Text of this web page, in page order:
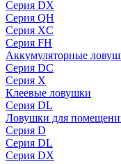
Серия DX
Серия QH
Серия XC
Серия FH
Аккумуляторные
Серия DC
Серия X
Клеевые ловушки
Серия DL
Ловушки для
Серия D
Серия DL
Серия DX